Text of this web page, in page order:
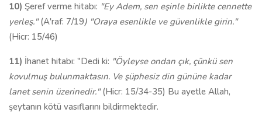
10) Şeref verme hitabı: "Ey Adem, sen eşinle birlikte cennette
yerleş."(A'raf: 7/19) "Oraya esenlikle ve güvenlikle girin."
(Hicr: 15/46)
11) İhanet hitabı: "Dedi ki: "Öyleyse ondan çık, çünkü sen
kovulmuş bulunmaktasın. Ve şüphesiz din gününe kadar
lanet senin üzerinedir."(Hicr: 15/34-35) Bu ayetle Allah,
şeytanın kötü vasıflarını bildirmektedir.